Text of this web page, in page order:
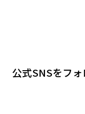
公式SNSをフ